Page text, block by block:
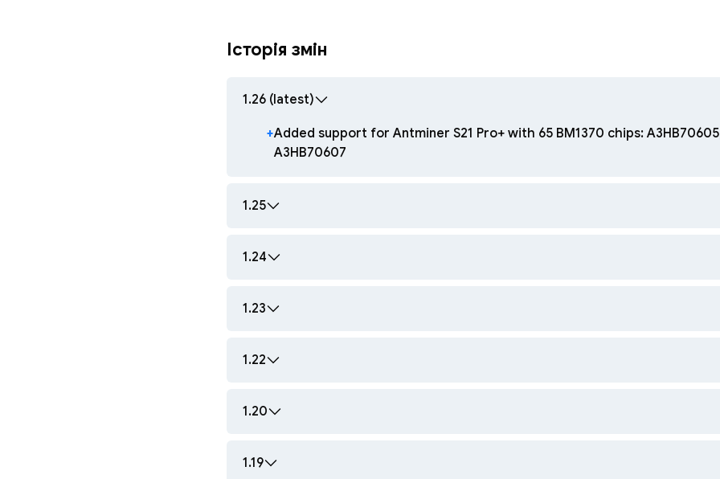
Історія змін
1.26 (latest)
+Added support for Antminer S21 Pro+ with 65 BM1370 chips:
A3HB70607
1.25
1.24
1.23
1.22
1.20
1.19